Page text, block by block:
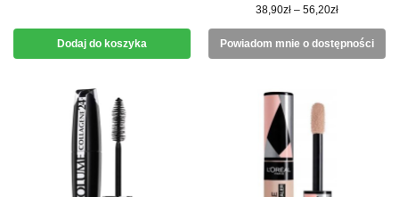
Dodaj do koszyka
38,90zł – 56,20zł
Powiadom mnie o dostępności